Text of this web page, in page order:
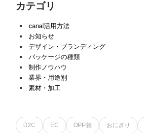
カテゴリ
canal活用方法
お知らせ
デザイン・ブランディング
パッケージの種類
制作ノウハウ
業界・用途別
素材・加工
D2C EC OPP袋 おにぎり